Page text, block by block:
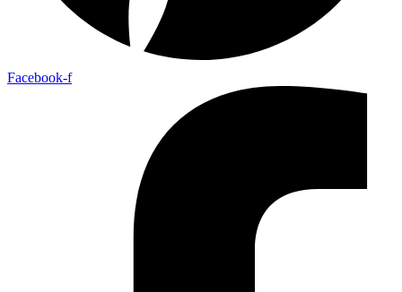
Facebook-f